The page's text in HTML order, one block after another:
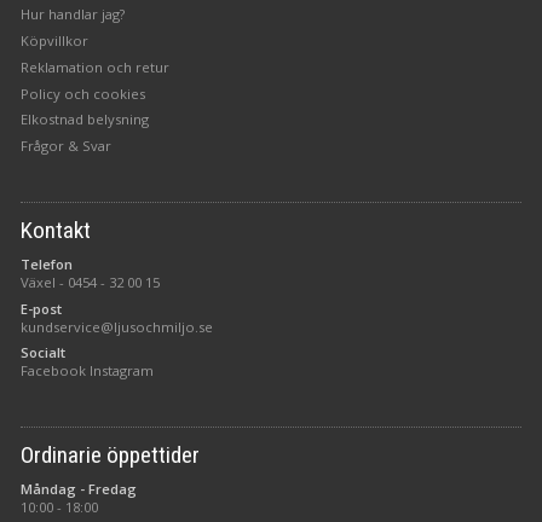
Hur handlar jag?
Köpvillkor
Reklamation och retur
Policy och cookies
Elkostnad belysning
Frågor & Svar
Kontakt
Telefon
Växel - 0454 - 32 00 15
E-post
kundservice@ljusochmiljo.se
Socialt
Facebook Instagram
Ordinarie öppettider
Måndag - Fredag
10:00 - 18:00